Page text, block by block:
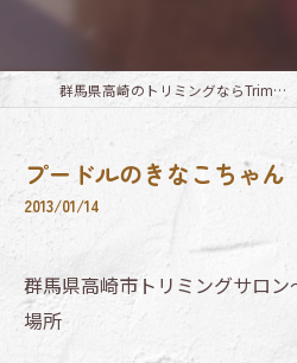
群馬県高崎のトリミングならTrimming Salon E-basho
プードルのきなこちゃん
2013/01/14
群馬県高崎市トリミングサロ
場所